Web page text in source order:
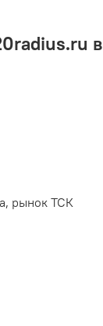
в
рынок ТСК